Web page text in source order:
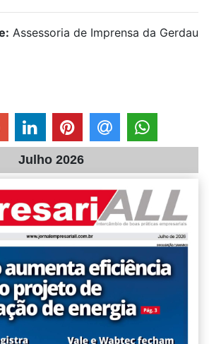
Assessoria de Imprensa da Gerdau
Julho 2026